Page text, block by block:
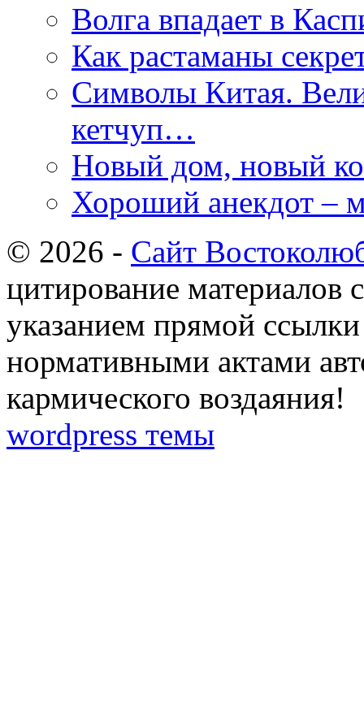
Волга впадает в
Как растаманы
Символы Китая.
кетчуп…
Новый дом, новый
Хороший анекдот –
© 2026 - Сайт
цитирование материалов
указанием прямой
нормативными актами
кармического воздаяния!
wordpress темы